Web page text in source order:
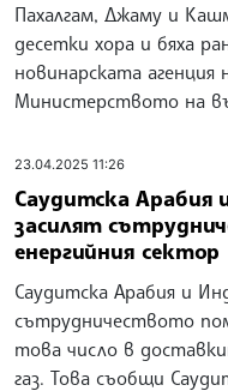
Пахалгам, Джаму и
десетки хора и бяха
новинарската агенция
Министерството на
23.04.2025 11:26
Саудитска Арабия
засилят
енергийния сектор
Саудитска Арабия и
сътрудничеството
това число в
газ. Това съобщи